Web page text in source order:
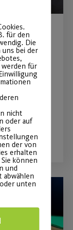
für den
Die
bei der
für
nicht
oder auf
der von
erhalten
können
und
abwählen
unten